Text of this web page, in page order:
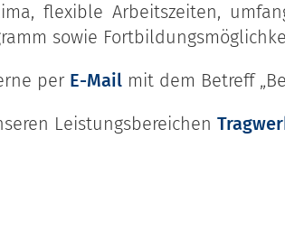
flexible Arbeitszeiten,
sowie
per E-Mail mit dem Betreff
Leistungsbereichen